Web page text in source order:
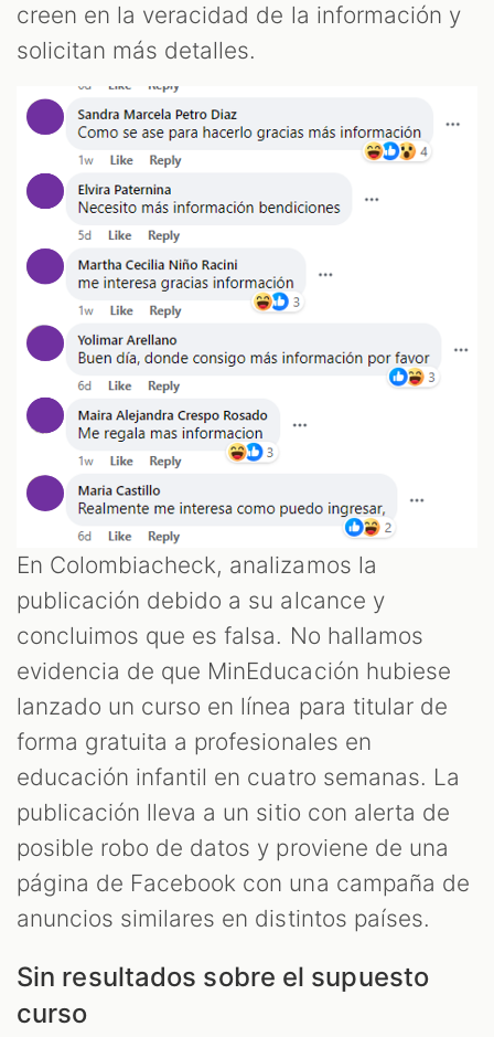
creen en la veracidad de la información y
solicitan más detalles.
En Colombiacheck, analizamos la
publicación debido a su alcance y
concluimos que es falsa. No hallamos
evidencia de que MinEducación hubiese
lanzado un curso en línea para titular de
forma gratuita a profesionales en
educación infantil en cuatro semanas. La
publicación lleva a un sitio con alerta de
posible robo de datos y proviene de una
página de Facebook con una campaña de
anuncios similares en distintos países.
Sin resultados sobre el supuesto
curso